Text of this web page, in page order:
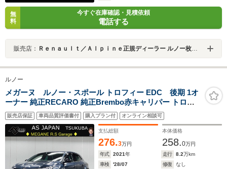
無
料
今すぐ在庫確認・見積依頼
電話する
販売店： Ｒｅｎａｕｌｔ／Ａｌｐｉｎｅ正規ディーラー ルノー枚方・アルピーヌポイント枚方
ルノー
メガーヌ ルノー・スポール トロフィー EDC 後期 1オ
ーナー 純正RECARO 純正Brembo赤キャリパー トロフ
ィー専用19AW 純正ディスプレイオーディオ
AppleCarPlay&AndroidAuto LEDオートライト R.Sドラ
イブモード Bカメラ スペアキー ETC2.0 ACC 禁煙車
販売店保証 車両品質評価書付 購入プラン付 オンライン相談可
支払総額
276.3万円
本体価格
258.0万円
年式
2021年 走行 8.2万km
車検
'28/07 修復 なし